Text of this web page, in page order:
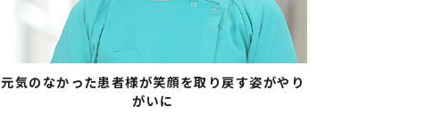
元気のなかった患者様が笑顔を取り戻す姿がやり
がいに